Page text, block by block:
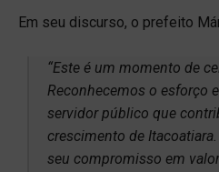
Em seu discurso, o prefeito
“Este é um momento de
Reconhecemos o esforço
servidor público que
crescimento de
seu compromisso em